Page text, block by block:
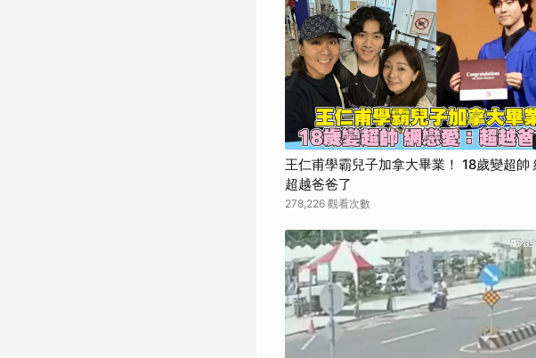
王仁甫學霸兒子加拿大畢業！ 18歲變超帥
超越爸爸了
278,226 觀看次數